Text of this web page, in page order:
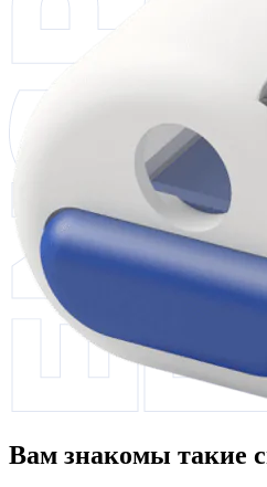
Вам знакомы такие